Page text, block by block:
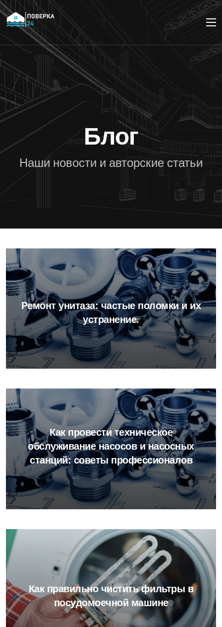
Блог
Наши новости и авторские статьи
Ремонт унитаза: частые поломки и их
устранение.
Как провести техническое
обслуживание насосов и насосных
станций: советы профессионалов
Как правильно чистить фильтры в
посудомоечной машине